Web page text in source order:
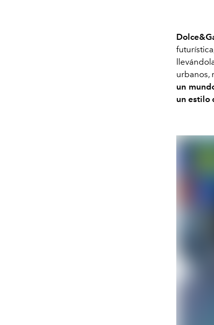
urbanos,
un
un estilo